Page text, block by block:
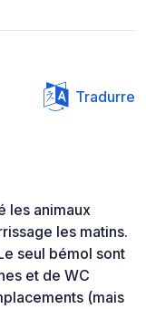
Tradurre
les animaux
les matins.
seul bémol sont
et de WC
(mais